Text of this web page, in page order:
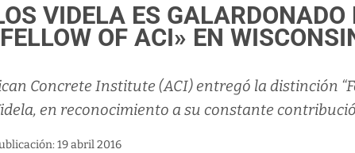
VIDELA ES
OF ACI» EN
Concrete Institute (ACI) entregó la distinción
en reconocimiento a su constante
19 abril 2016